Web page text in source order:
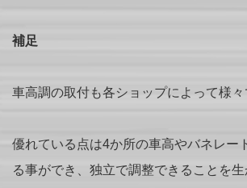
補足
車高調の取付も各ショップによって様々
優れている点は4か所の車高やバネレー
る事ができ、独立で調整できることを